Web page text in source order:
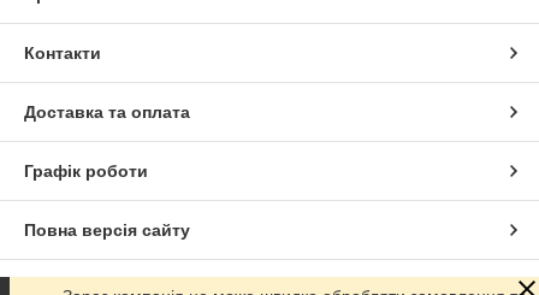
Контакти
Доставка та оплата
Графік роботи
Повна версія сайту
Сайт створено на маркетплейсі Prom.ua